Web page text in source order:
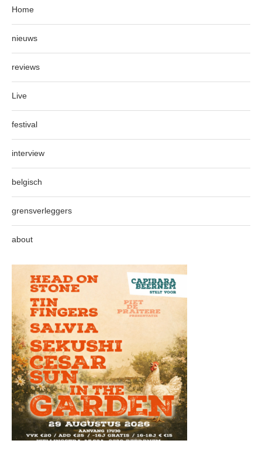
Home
nieuws
reviews
Live
festival
interview
belgisch
grensverleggers
about